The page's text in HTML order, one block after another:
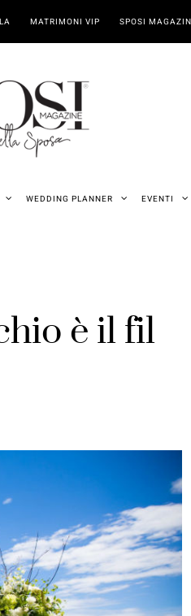
MATRIMONI VIP SPOSI
WEDDING PLANNER EVENTI
è il fil